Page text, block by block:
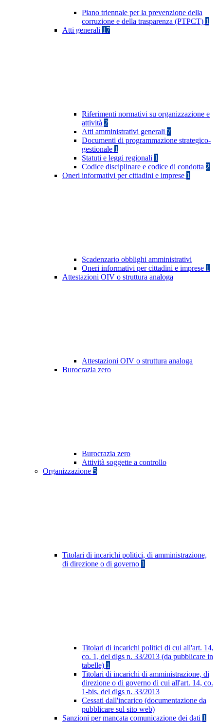
Piano triennale per la prevenzione della
corruzione e della trasparenza (PTPCT) 1
Atti generali 17
Riferimenti normativi su organizzazione e
attività 2
Atti amministrativi generali 7
Documenti di programmazione strategico-
gestionale 1
Statuti e leggi regionali 1
Codice disciplinare e codice di condotta 2
Oneri informativi per cittadini e imprese 1
Scadenzario obblighi amministrativi
Oneri informativi per cittadini e imprese 1
Attestazioni OIV o struttura analoga
Attestazioni OIV o struttura analoga
Burocrazia zero
Burocrazia zero
Attività soggette a controllo
Organizzazione 5
Titolari di incarichi politici, di amministrazione,
di direzione o di governo 1
Titolari di incarichi politici di cui all'art. 14,
co. 1, del dlgs n. 33/2013 (da pubblicare in
tabelle) 1
Titolari di incarichi di amministrazione, di
direzione o di governo di cui all'art. 14, co.
1-bis, del dlgs n. 33/2013
Cessati dall'incarico (documentazione da
pubblicare sul sito web)
Sanzioni per mancata comunicazione dei dati 1